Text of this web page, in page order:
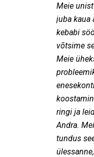
Meie
juba kaua
kebabi
võtsime
Meie
ringi ja
Andra.
tundus